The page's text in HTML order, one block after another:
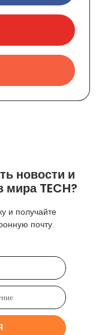
новости и
TECH?
и получайте
почту.